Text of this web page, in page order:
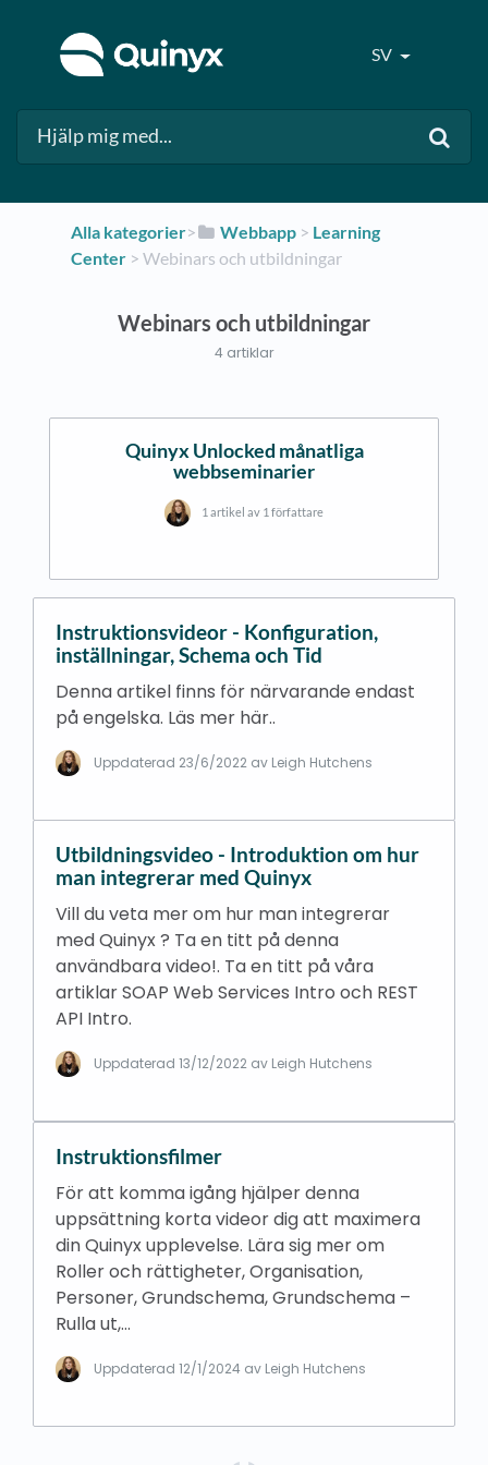
SV
Alla kategorier​>​ ​Webbapp ​ > ​ ​Learning
Center​ > ​ ​Webinars och utbildningar
Webinars och utbildningar
4 artiklar
Quinyx Unlocked månatliga
webbseminarier
1 artikel av 1 författare
Instruktionsvideor - Konfiguration,
inställningar, Schema och Tid
Denna artikel finns för närvarande endast
på engelska. Läs mer här..
Uppdaterad 23/6/2022 av Leigh Hutchens
Utbildningsvideo - Introduktion om hur
man integrerar med Quinyx
Vill du veta mer om hur man integrerar
med Quinyx ? Ta en titt på denna
användbara video!. Ta en titt på våra
artiklar SOAP Web Services Intro och REST
API Intro.
Uppdaterad13/12/2022 av Leigh Hutchens
Instruktionsfilmer
För att komma igång hjälper denna
uppsättning korta videor dig att maximera
din Quinyx upplevelse. Lära sig mer om
Roller och rättigheter, Organisation,
Personer, Grundschema, Grundschema –
Rulla ut,…
Uppdaterad12/1/2024 av Leigh Hutchens